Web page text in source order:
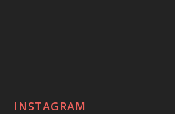
INSTAGRAM